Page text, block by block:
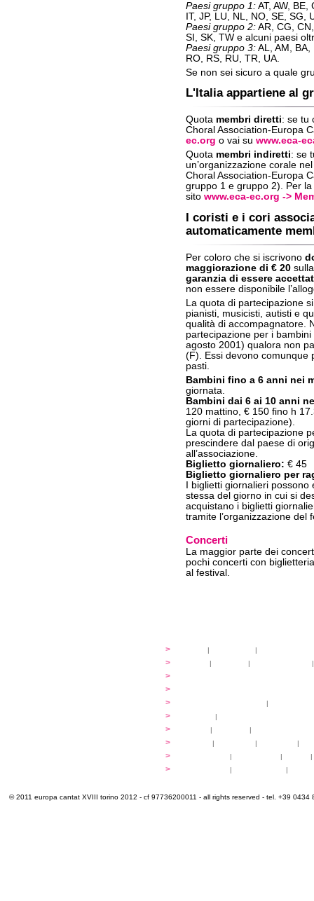
Paesi gruppo 1: AT, AW,
IT, JP, LU, NL, NO, SE, SG,
Paesi gruppo 2: AR, CG,
SI, SK, TW e alcuni paesi
Paesi gruppo 3: AL, AM, BA,
RO, RS, RU, TR, UA.
Se non sei sicuro a quale
L'Italia appartiene al
Quota membri diretti: se tu
Choral Association-Europa
ec.org o vai su www.eca-
Quota membri indiretti: se
un’organizzazione corale
Choral Association-Europa
gruppo 1 e gruppo 2). Per
sito www.eca-ec.org ->
I coristi e i cori
automaticamente
Per coloro che si iscrivono
maggiorazione di € 20
garanzia di essere
non essere disponibile
La quota di partecipazione
pianisti, musicisti, autisti e
qualità di accompagnatore.
partecipazione per i
agosto 2001) qualora non
(F). Essi devono comunque
pasti.
Bambini fino a 6 anni nei
giornata.
Bambini dai 6 ai 10 anni
120 mattino, € 150 fino h
giorni di partecipazione).
La quota di partecipazione
prescindere dal paese di
all’associazione.
Biglietto giornaliero: € 45
Biglietto giornaliero per
I biglietti giornalieri
stessa del giorno in cui si
acquistano i biglietti
tramite l’organizzazione del
Concerti
La maggior parte dei
pochi concerti con
al festival.
> | |
> | | |
>
>
> |
> |
> | |
> | | |
> | | |
> | |
© 2011 europa cantat XVIII torino 2012 - cf 97736200011 - all rights reserved - tel. +39 0434